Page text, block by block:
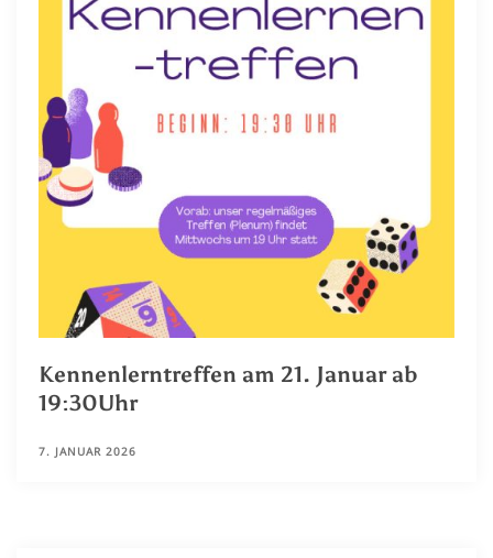
Kennenlerntreffen am 21. Januar ab
19:30Uhr
7. JANUAR 2026